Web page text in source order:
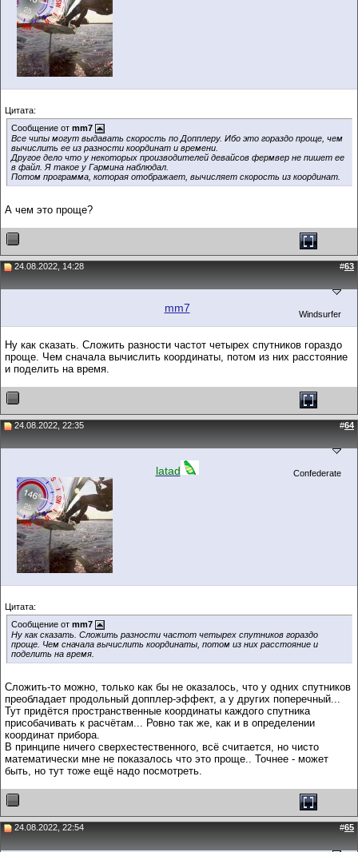
Цитата:
Сообщение от mm7
Все чипы могут выдавать скорость по Допплеру. Ибо это гораздо проще, чем
вычислить ее из разности координат и времени.
Другое дело что у некоторых производителей девайсов фермвер не пишет ее
в файл. Я такое у Гармина наблюдал.
Потом программа, которая отображает, вычисляет скорость из координат.
А чем это проще?
24.08.2022, 14:28 #63
mm7 Windsurfer
Ну как сказать. Сложить разности частот четырех спутников гораздо
проще. Чем сначала вычислить координаты, потом из них расстояние
и поделить на время.
24.08.2022, 22:35 #64
latad Confederate
Цитата:
Сообщение от mm7
Ну как сказать. Сложить разности частот четырех спутников гораздо
проще. Чем сначала вычислить координаты, потом из них расстояние и
поделить на время.
Сложить-то можно, только как бы не оказалось, что у одних спутников
преобладает продольный допплер-эффект, а у других поперечный...
Тут придётся пространственные координаты каждого спутника
присобачивать к расчётам... Ровно так же, как и в определении
координат прибора.
В принципе ничего сверхестественного, всё считается, но чисто
математически мне не показалось что это проще.. Точнее - может
быть, но тут тоже ещё надо посмотреть.
24.08.2022, 22:54 #65